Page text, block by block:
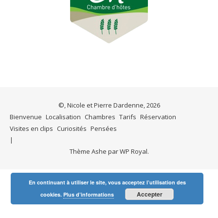
©, Nicole et Pierre Dardenne, 2026
Bienvenue Localisation Chambres Tarifs Réservation
Visites en clips Curiosités Pensées
Thème Ashe parWP Royal.
En continuant à utiliser le site, vous acceptez l’utilisation des
cookies.Plus d’informations Accepter